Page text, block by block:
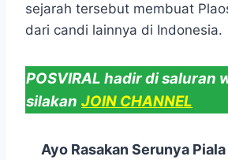
sejarah tersebut membuat
dari candi lainnya di Indonesia.
POSVIRAL hadir di saluran
silakan JOIN CHANNEL
Ayo Rasakan Serunya